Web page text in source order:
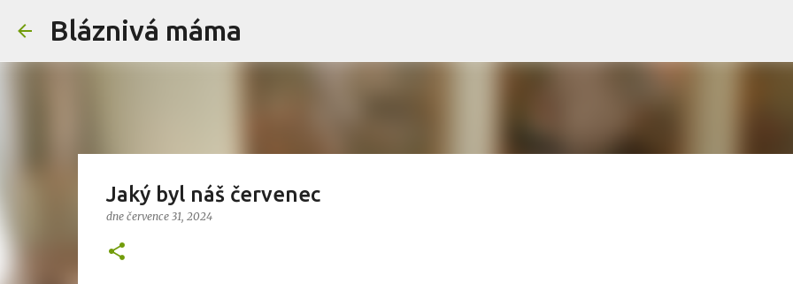
Bláznivá máma
Jaký byl náš červenec
dne července 31, 2024